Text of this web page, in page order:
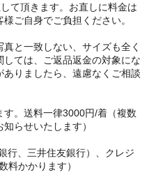
て頂きます。お直しに料金は
ご自身でご負担ください。
と一致しない、サイズも全く
ては、ご返品返金の対象にな
りましたら、遠慮なくご相談
す。送料一律3000円/着（複数
らせいたします）
行、三井住友銀行）、クレジ
料かかります）